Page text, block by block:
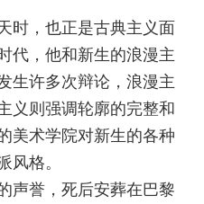
，也正是古典主义面
代，他和新生的浪漫主
生许多次辩论，浪漫主
义则强调轮廓的完整和
美术学院对新生的各种
格。
誉，死后安葬在巴黎